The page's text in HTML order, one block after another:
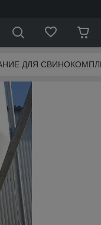
ДЛЯ